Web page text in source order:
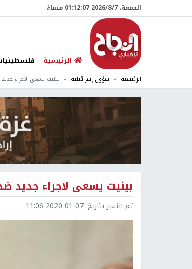
الجمعة، 7/‏8/‏2026 01:12:08 مساءً
الرئيسية
الرئيسية شؤون إسرائيلية بينيت يسعى لاجراء
بينيت يسعى لاجراء جديد
تم النشر بتاريخ: 2020-01-07 11:06